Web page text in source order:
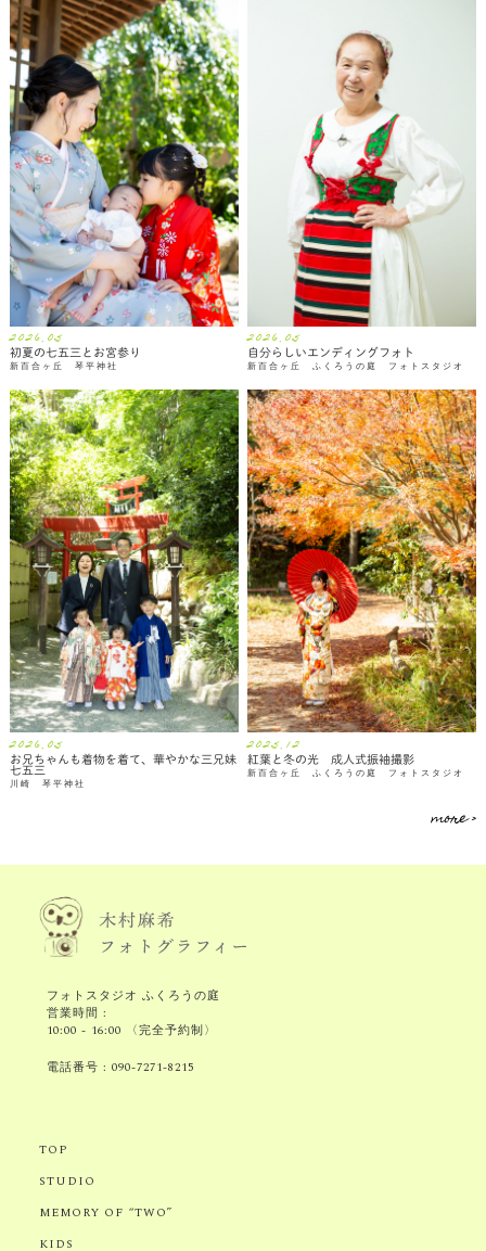
2026.05
初夏の七五三とお宮参り
新百合ヶ丘 琴平神社
2026.05
自分らしいエンディングフォト
新百合ヶ丘 ふくろうの庭 フォトスタジオ
2026.05
お兄ちゃんも着物を着て、華やかな三兄妹
七五三
川崎 琴平神社
2025.12
紅葉と冬の光 成人式振袖撮影
新百合ヶ丘 ふくろうの庭 フォトスタジオ
more >
フォトスタジオ ふくろうの庭
営業時間 :
10:00 - 16:00 〈完全予約制〉
電話番号 :090-7271-8215
TOP
STUDIO
MEMORY OF “TWO”
KIDS